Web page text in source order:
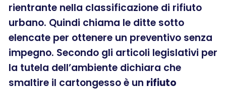
rientrante nella classificazione di rifiuto
urbano. Quindi chiama le ditte sotto
elencate per ottenere un preventivo senza
impegno. Secondo gli articoli legislativi per
la tutela dell’ambiente dichiara che
smaltire il cartongesso è un rifiuto